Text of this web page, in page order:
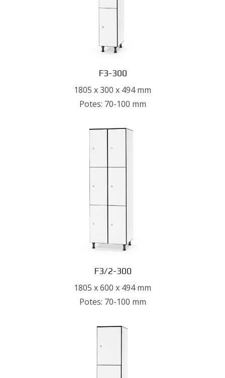
F3-300
1805 x 300 x 494 mm
Potes: 70-100 mm
F3/2-300
1805 x 600 x 494 mm
Potes: 70-100 mm